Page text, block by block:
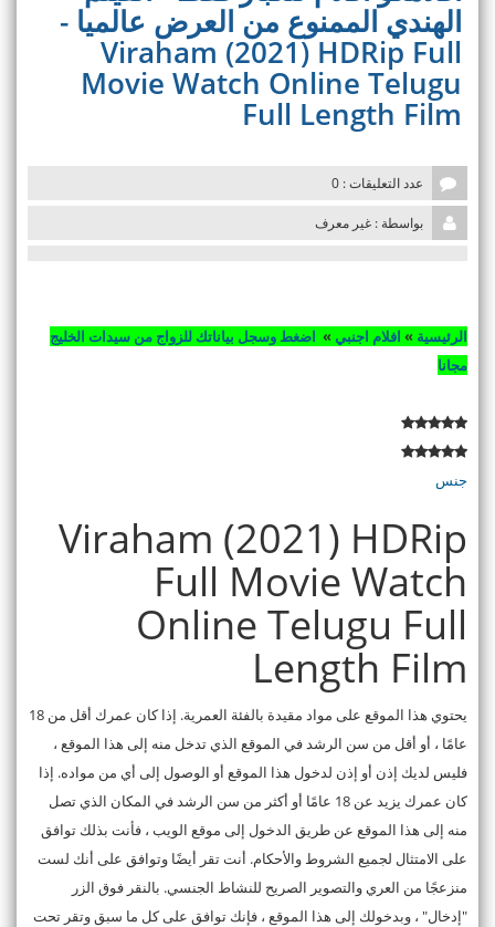
الهندي الممنوع من العرض عالميا -
Viraham (2021) HDRip Full
Movie Watch Online Telugu
Full Length Film
عدد التعليقات : 0
بواسطة : غير معرف
الرئيسية » افلام اجنبي » اضغط وسجل بياناتك للزواج من سيدات الخليج
مجانا
جنس
Viraham (2021) HDRip
Full Movie Watch
Online Telugu Full
Length Film
يحتوي هذا الموقع على مواد مقيدة بالفئة العمرية. إذا كان عمرك أقل من 18
عامًا ، أو أقل من سن الرشد في الموقع الذي تدخل منه إلى هذا الموقع ،
فليس لديك إذن أو إذن لدخول هذا الموقع أو الوصول إلى أي من مواده. إذا
كان عمرك يزيد عن 18 عامًا أو أكثر من سن الرشد في المكان الذي تصل
منه إلى هذا الموقع عن طريق الدخول إلى موقع الويب ، فأنت بذلك توافق
على الامتثال لجميع الشروط والأحكام. أنت تقر أيضًا وتوافق على أنك لست
منزعجًا من العري والتصوير الصريح للنشاط الجنسي. بالنقر فوق الزر
"إدخال" ، وبدخولك إلى هذا الموقع ، فإنك توافق على كل ما سبق وتقر تحت